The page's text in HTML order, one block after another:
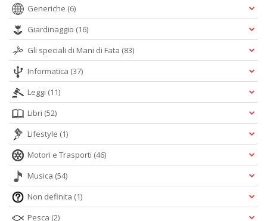
Generiche (6)
Giardinaggio (16)
Gli speciali di Mani di Fata (83)
Informatica (37)
Leggi (11)
Libri (52)
Lifestyle (1)
Motori e Trasporti (46)
Musica (54)
Non definita (1)
Pesca (2)